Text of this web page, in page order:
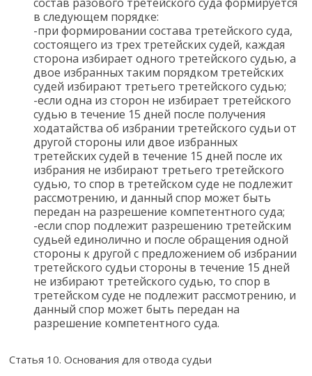
в следующем порядке:
-при формировании состава третейского суда,
состоящего из трех третейских судей, каждая
сторона избирает одного третейского судью, а
двое избранных таким порядком третейских
судей избирают третьего третейского судью;
-если одна из сторон не избирает третейского
судью в течение 15 дней после получения
ходатайства об избрании третейского судьи от
другой стороны или двое избранных
третейских судей в течение 15 дней после их
избрания не избирают третьего третейского
судью, то спор в третейском суде не подлежит
рассмотрению, и данный спор может быть
передан на разрешение компетентного суда;
-если спор подлежит разрешению третейским
судьей единолично и после обращения одной
стороны к другой с предложением об избрании
третейского судьи стороны в течение 15 дней
не избирают третейского судью, то спор в
третейском суде не подлежит рассмотрению, и
данный спор может быть передан на
разрешение компетентного суда.
Статья 10. Основания для отвода судьи